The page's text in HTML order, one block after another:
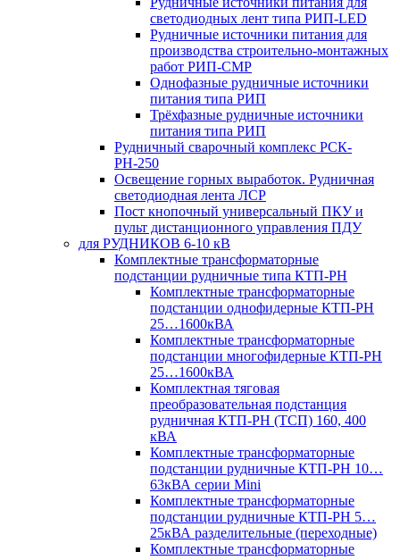
светодиодных лент типа РИП-LED
Рудничные источники питания для
производства строительно-монтажных
работ РИП-СМР
Однофазные рудничные источники
питания типа РИП
Трёхфазные рудничные источники
питания типа РИП
Рудничный сварочный комплекс РСК-
РН-250
Освещение горных выработок. Рудничная
светодиодная лента ЛСР
Пост кнопочный универсальный ПКУ и
пульт дистанционного управления ПДУ
для РУДНИКОВ 6-10 кВ
Комплектные трансформаторные
подстанции рудничные типа КТП-РН
Комплектные трансформаторные
подстанции однофидерные КТП-РН
25…1600кВА
Комплектные трансформаторные
подстанции многофидерные КТП-РН
25…1600кВА
Комплектная тяговая
преобразовательная подстанция
рудничная КТП-РН (ТСП) 160, 400
кВА
Комплектные трансформаторные
подстанции рудничные КТП-РН 10…
63кВА серии Mini
Комплектные трансформаторные
подстанции рудничные КТП-РН 5…
25кВА разделительные (переходные)
Комплектные трансформаторные